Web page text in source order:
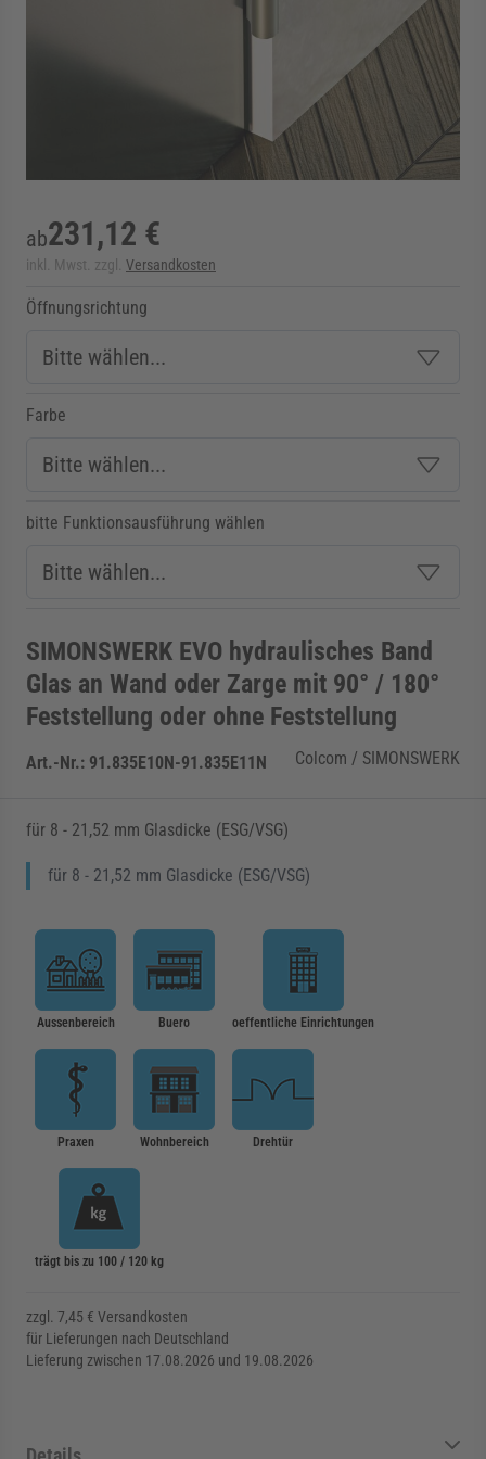
für Kategorie Zargen anzeigen
für Kategorie Aussenverglasung
ab231,12 €
inkl. Mwst. zzgl. Versandkosten
Öffnungsrichtung
Farbe
bitte Funktionsausführung wählen
SIMONSWERK EVO hydraulisches Band
Glas an Wand oder Zarge mit 90° / 180°
Feststellung oder ohne Feststellung
Art.-Nr.: 91.835E10N-91.835E11N Colcom / SIMONSWERK
für 8 - 21,52 mm Glasdicke (ESG/VSG)
für 8 - 21,52 mm Glasdicke (ESG/VSG)
Aussenbereich Buero oeffentliche Einrichtungen
Praxen Wohnbereich Drehtür
trägt bis zu 100 / 120 kg
zzgl. 7,45 € Versandkosten
für Lieferungen nach Deutschland
Lieferung zwischen 17.08.2026 und 19.08.2026